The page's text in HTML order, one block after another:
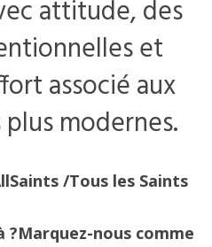
attitude, des
et
associé aux
modernes.
/Tous les Saints
?Marquez-nous comme